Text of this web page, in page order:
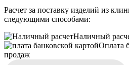
Расчет за поставку изделий из
следующими способами:
Наличный
Оплата
продаж